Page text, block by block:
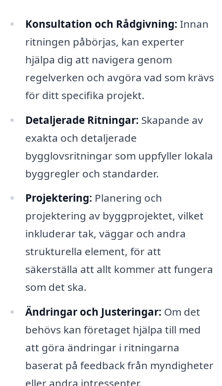
Konsultation och Rådgivning: Innan
ritningen påbörjas, kan experter
hjälpa dig att navigera genom
regelverken och avgöra vad som krävs
för ditt specifika projekt.
Detaljerade Ritningar: Skapande av
exakta och detaljerade
bygglovsritningar som uppfyller lokala
byggregler och standarder.
Projektering: Planering och
projektering av byggprojektet, vilket
inkluderar tak, väggar och andra
strukturella element, för att
säkerställa att allt kommer att fungera
som det ska.
Ändringar och Justeringar: Om det
behövs kan företaget hjälpa till med
att göra ändringar i ritningarna
baserat på feedback från myndigheter
eller andra intressenter.